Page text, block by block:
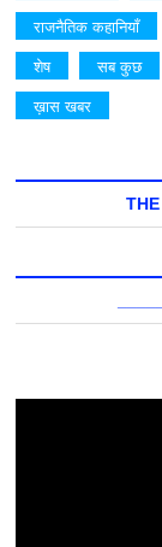
राजनैतिक कहानियाँ
शेष
सब कुछ
ख़ास खबर